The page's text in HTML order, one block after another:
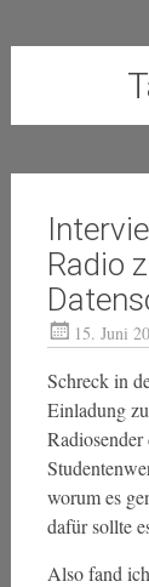
Radio
15. Juni
Schreck in
Einladung
worum es
dafür sollte
Also fand